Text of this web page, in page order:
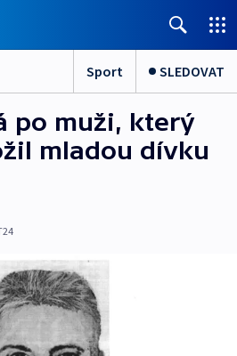
Sport SLEDOVAT
po muži, který
mladou dívku